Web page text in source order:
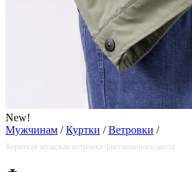
New!
Мужчинам / Куртки / Ветровки /
Короткая мужская ветровка фисташкового цвета